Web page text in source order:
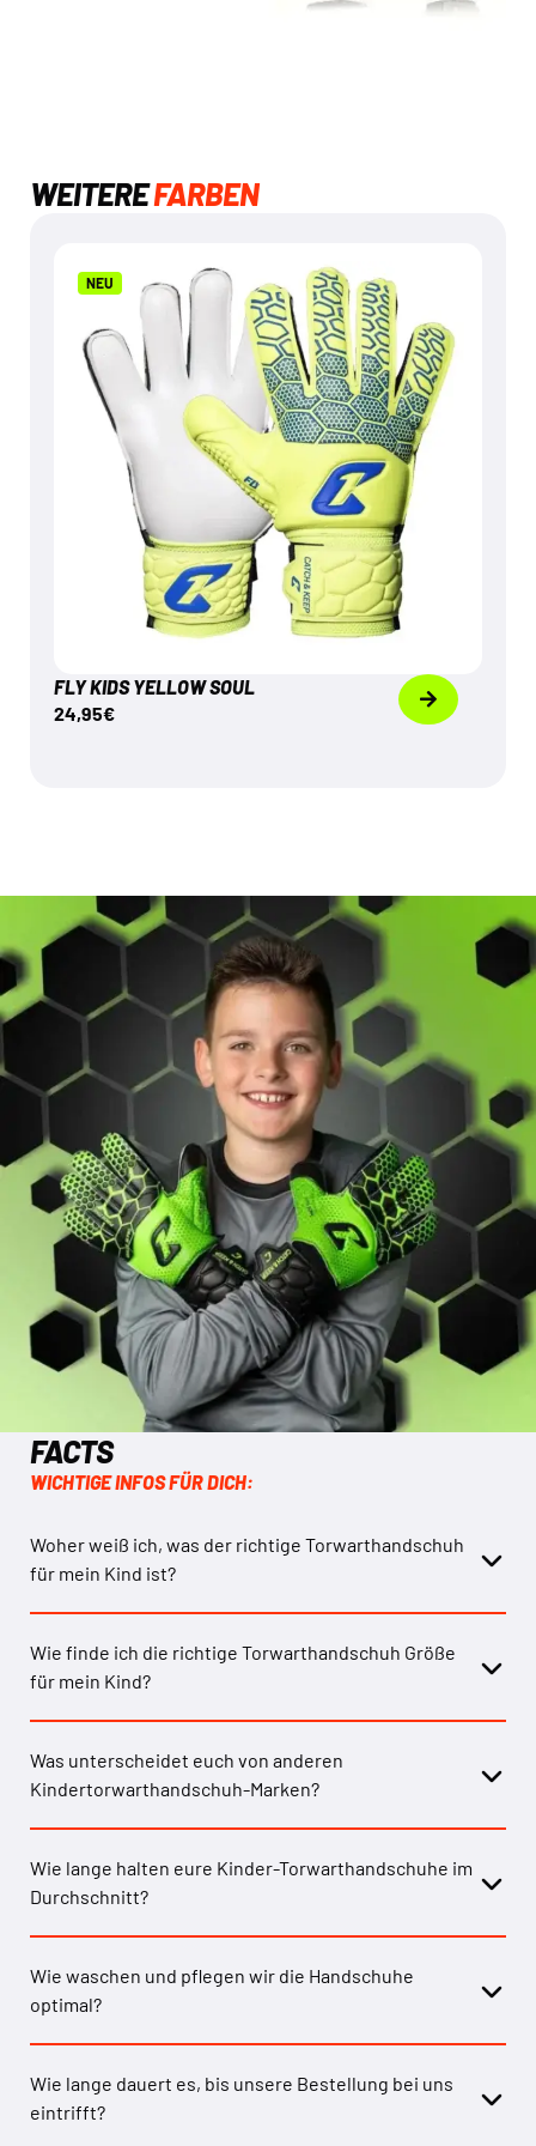
WEITEREFARBEN
NEU
FLY KIDS YELLOW SOUL
24,95€
FLY KIDS YELLOW SOUL
24,95
€
Mehr dazu
FACTS
WICHTIGE INFOS FÜR DICH:
Woher weiß ich, was der richtige Torwarthandschuh
für mein Kind ist?
Wie finde ich die richtige Torwarthandschuh Größe
für mein Kind?
Was unterscheidet euch von anderen
Kindertorwarthandschuh-Marken?
Wie lange halten eure Kinder-Torwarthandschuhe im
Durchschnitt?
Wie waschen und pflegen wir die Handschuhe
optimal?
Wie lange dauert es, bis unsere Bestellung bei uns
eintrifft?